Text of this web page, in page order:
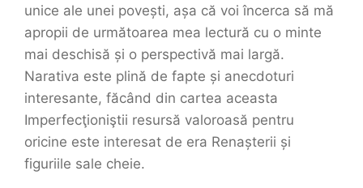
unice ale unei povești, așa că voi încerca să mă
apropii de următoarea mea lectură cu o minte
mai deschisă și o perspectivă mai largă.
Narativa este plină de fapte și anecdoturi
interesante, făcând din cartea aceasta
Imperfecţioniştii resursă valoroasă pentru
oricine este interesat de era Renașterii și
figuriile sale cheie.